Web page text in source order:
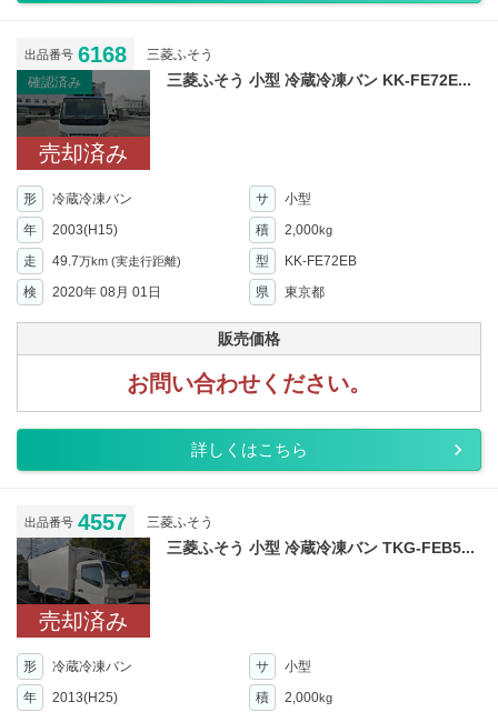
出品番号 6168
三菱ふそう
確認済み
売却済み
三菱ふそう 小型 冷蔵冷凍バン KK-FE72E...
形 冷蔵冷凍バン サ
小型
年
2003(H15) 積 2,000kg
走 49.7万km (実走行距離) 型
KK-FE72EB
検
2020年 08月 01日 県 東京都
販売価格
お問い合わせください。
詳しくはこちら
出品番号 4557 三菱ふそう
売却済み
三菱ふそう 小型 冷蔵冷凍バン TKG-FEB5...
形 冷蔵冷凍バン サ
小型
年
2013(H25) 積 2,000kg